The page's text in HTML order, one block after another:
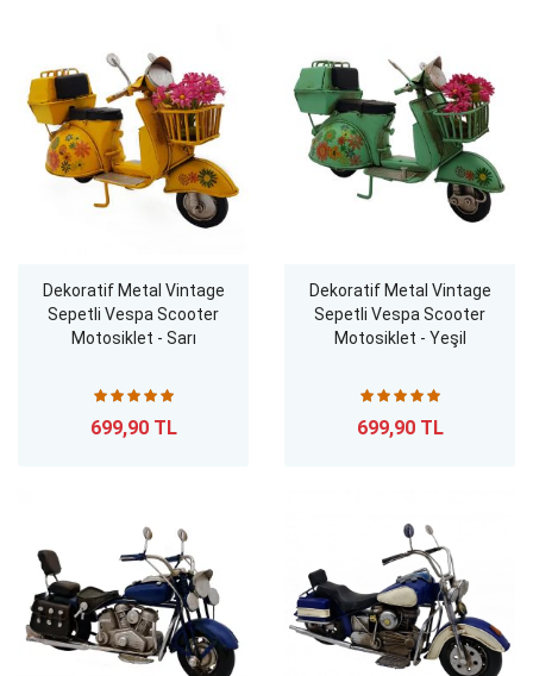
Dekoratif Metal Vintage
Sepetli Vespa Scooter
Motosiklet - Sarı
699,90 TL
Dekoratif Metal Vintage
Sepetli Vespa Scooter
Motosiklet - Yeşil
699,90 TL